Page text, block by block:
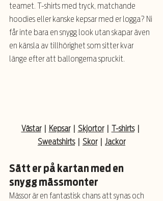
teamet. T-shirts med tryck, matchande
hoodies eller kanske kepsar med er logga? Ni
får inte bara en snygg look utan skapar även
en känsla av tillhörighet som sitter kvar
länge efter att ballongerna spruckit.
Västar | Kepsar | Skjortor | T-shirts |
Sweatshirts | Skor | Jackor
Sätt er på kartan med en
snygg mässmonter
Mässor är en fantastisk chans att synas och